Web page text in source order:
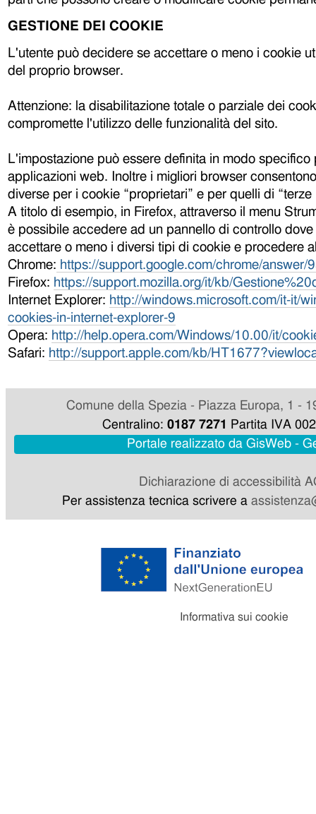
GESTIONE DEI COOKIE
L'utente può decidere se accettare o meno i cookie
del proprio browser.
Attenzione: la disabilitazione totale o parziale dei
compromette l'utilizzo delle funzionalità del sito.
L'impostazione può essere definita in modo specifico
applicazioni web. Inoltre i migliori browser
diverse per i cookie “proprietari” e per quelli di “terze
A titolo di esempio, in Firefox, attraverso il menu
è possibile accedere ad un pannello di controllo
accettare o meno i diversi tipi di cookie e procedere
Chrome: https://support.google.com/chrome/answer/
Firefox: https://support.mozilla.org/it/kb/
Internet Explorer: http://windows.microsoft.com/it-it/
cookies-in-internet-explorer-9
Opera: http://help.opera.com/Windows/10.00/it/
Safari: http://support.apple.com/kb/
Comune della Spezia - Piazza Europa, 1 -
Centralino: 0187 7271
Partita IVA
Portale realizzato da GisWeb -
Dichiarazione di accessibilità
Per assistenza tecnica scrivere a
Informativa sui cookie